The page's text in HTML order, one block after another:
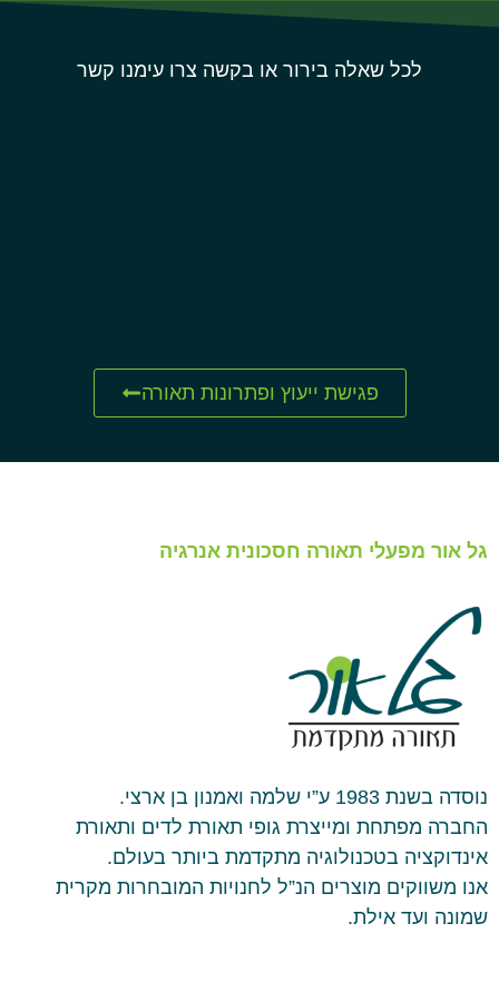
לכל שאלה בירור או בקשה צרו עימנו קשר
פגישת ייעוץ ופתרונות תאורה
גל אור מפעלי תאורה חסכונית אנרגיה
נוסדה בשנת 1983 ע”י שלמה ואמנון בן ארצי.
החברה מפתחת ומייצרת גופי תאורת לדים ותאורת
אינדוקציה בטכנולוגיה מתקדמת ביותר בעולם.
אנו משווקים מוצרים הנ”ל לחנויות המובחרות מקרית
שמונה ועד אילת.